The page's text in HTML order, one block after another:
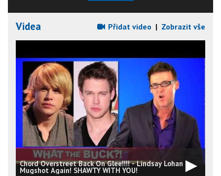
Videa Přidat video | Zobrazit vše
Chord Overstreet Back On Glee!!!! - Lindsay Lohan
Mugshot Again! SHAWTY WITH YOU!